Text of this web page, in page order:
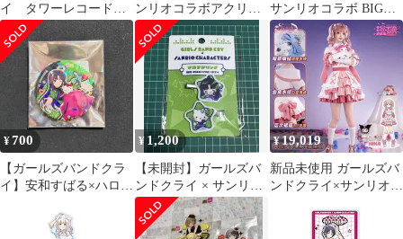
イ タワーレコード
サンリオ アクリルス
タンド 河原木桃香
ンリオコラボアクリル
スタンド
サンリオコラボ BIGア
クリルスタンド アイ
¥700
【ガールズバンドクラ
イ】安和すばる×ハロー
¥ 1,200
【未開封】ガールズバ
ンドクライ × サンリオ
安和すばる マルチクリ
ップ
¥19,019
新品未使用 ガールズバ
ンドクライ×サンリオキ
イメロディ コスプレ衣